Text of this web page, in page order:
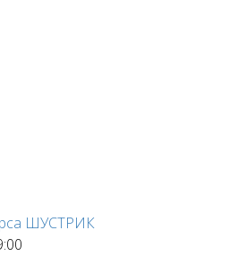
ШУСТРИК